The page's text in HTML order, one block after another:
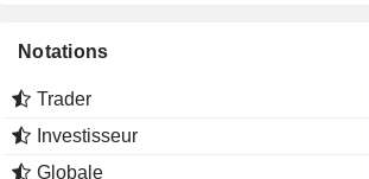
Notations
Trader
Investisseur
Globale